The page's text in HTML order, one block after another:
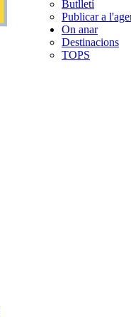
Butlletí
Publicar a
On anar
Destinacions
TOPS